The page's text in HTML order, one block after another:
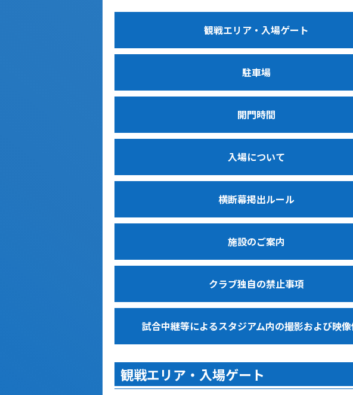
観戦エリア・入場ゲート
駐車場
開門時間
入場について
横断幕掲出ルール
施設のご案内
クラブ独自の禁止事項
試合中継等によるスタジアム内の撮影および映
観戦エリア・入場ゲート